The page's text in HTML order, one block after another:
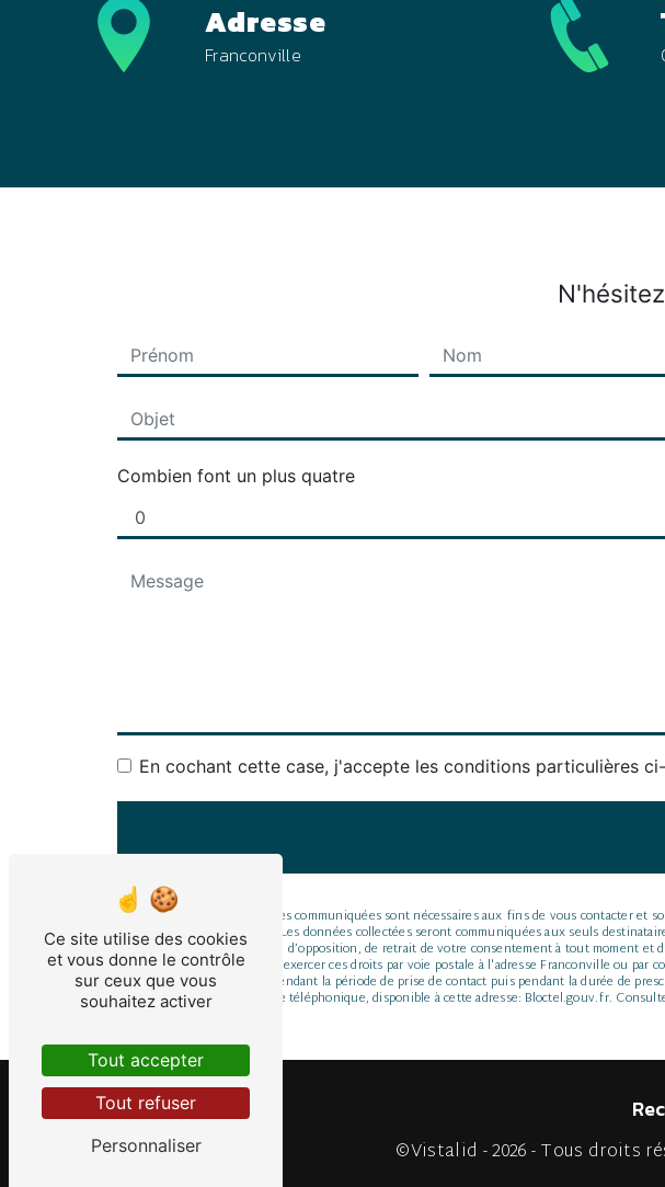
Adresse
Franconville
Combien font un plus quatre
En cochant cette case, j'accepte les conditions particulières
** Les données personnelles communiquées sont nécessaires aux fins de vous contacter et
répondre à votre message. Les données collectées seront communiquées aux seuls
de portabilité, de limitation, d’opposition, de retrait de votre consentement à tout moment et
post-mortem. Vous pouvez exercer ces droits par voie postale à l'adresse Franconville ou
conservons vos données pendant la période de prise de contact puis pendant la durée de
d'opposition au démarchage téléphonique, disponible à cette adresse: Bloctel.gouv.fr.
©Vistalid - 2026 - Tous droits
Ce site utilise des cookies
et vous donne le contrôle
sur ceux que vous
souhaitez activer
Tout accepter
Tout refuser
Personnaliser